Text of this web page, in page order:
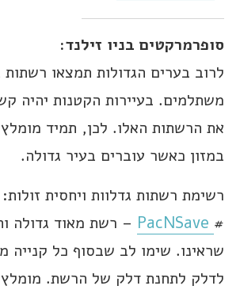
סופרמרקטים בניו זילנד:
לרוב בערים הגדולות תמצאו רשתות
משתלמים. בעיירות הקטנות יהיה
את הרשתות האלו. לכן, תמיד
במזון כאשר עוברים בעיר גדולה.
רשימת רשתות גדלוות ויחסית זולות:
#
– רשת מאוד גדולה
שראינו. שימו לב שבסוף כל קנייה
לדלק לתחנת דלק של הרשת.